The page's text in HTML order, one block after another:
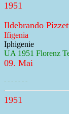
1951
Ildebrando
Ifigenia
Iphigenie
UA 1951 Florenz
09. Mai
- - - - - - -
1951